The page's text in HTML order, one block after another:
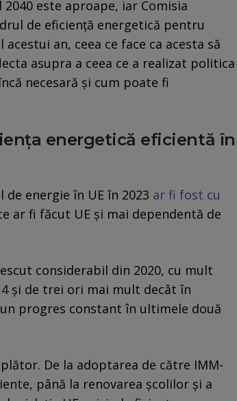
este aproape, iar Comisia
de eficiență energetică pentru
an, ceea ce face ca acesta să
asupra a ceea ce a realizat politica
necesară și cum poate fi
energetică eficientă în
energie în UE în 2023 ar fi fost cu
ar fi făcut UE și mai dependentă de
considerabil din 2020, cu mult
și de trei ori mai mult decât în
progres constant în ultimele două
De la adoptarea de către IMM-
până la renovarea școlilor și a